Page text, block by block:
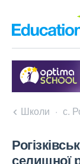
Школи с.
селищної